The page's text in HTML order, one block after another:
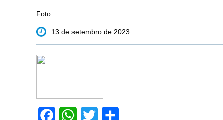
Foto:
13 de setembro de 2023
FacebookWhatsApp
Twitter